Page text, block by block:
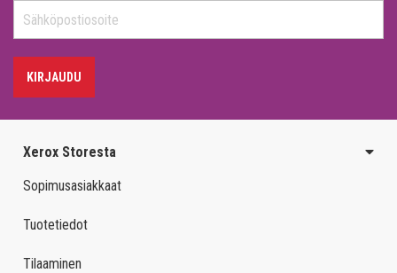
KIRJAUDU
Xerox Storesta
Sopimusasiakkaat
Tuotetiedot
Tilaaminen